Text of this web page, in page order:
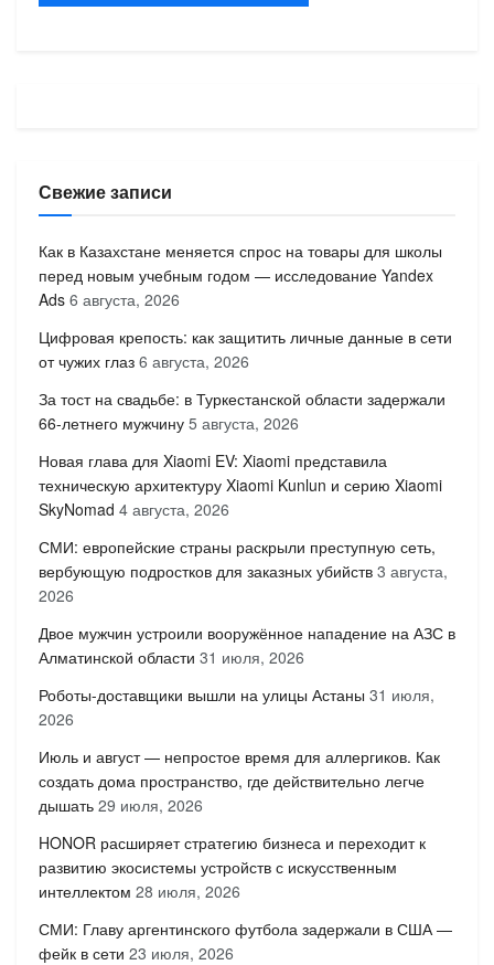
Свежие записи
Как в Казахстане меняется спрос на товары для школы
перед новым учебным годом — исследование Yandex
Ads 6 августа, 2026
Цифровая крепость: как защитить личные данные в сети
от чужих глаз 6 августа, 2026
За тост на свадьбе: в Туркестанской области задержали
66-летнего мужчину 5 августа, 2026
Новая глава для Xiaomi EV: Xiaomi представила
техническую архитектуру Xiaomi Kunlun и серию Xiaomi
SkyNomad 4 августа, 2026
СМИ: европейские страны раскрыли преступную сеть,
вербующую подростков для заказных убийств 3 августа,
2026
Двое мужчин устроили вооружённое нападение на АЗС в
Алматинской области 31 июля, 2026
Роботы-доставщики вышли на улицы Астаны 31 июля,
2026
Июль и август — непростое время для аллергиков. Как
создать дома пространство, где действительно легче
дышать 29 июля, 2026
HONOR расширяет стратегию бизнеса и переходит к
развитию экосистемы устройств с искусственным
интеллектом 28 июля, 2026
СМИ: Главу аргентинского футбола задержали в США —
фейк в сети 23 июля, 2026